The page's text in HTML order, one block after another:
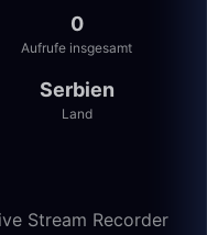
0
Aufrufe insgesamt
Serbien
Land
Stream Recorder